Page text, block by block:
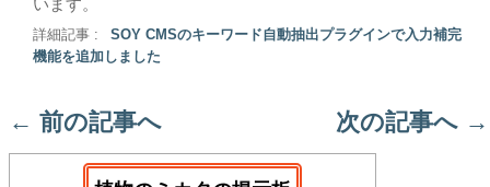
います。
詳細記事 :
SOY CMSのキーワード自動抽出プラグインで入力補完
機能を追加しました
← 前の記事へ 次の記事へ →